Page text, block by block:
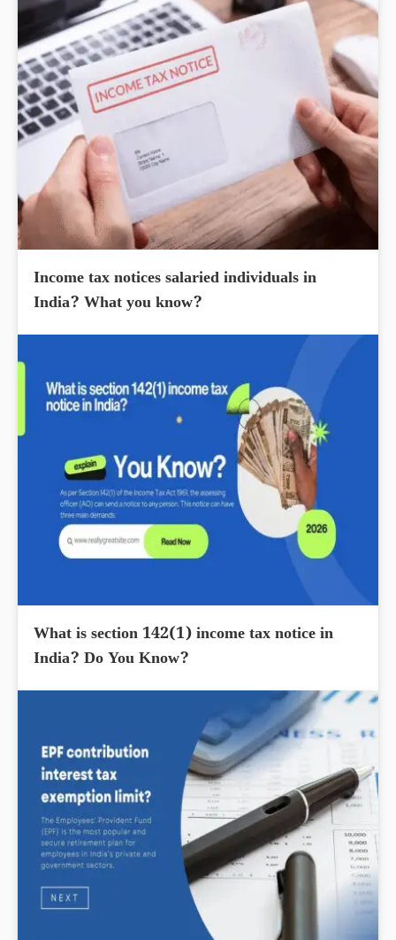
Income tax notices salaried individuals in
India? What you know?
What is section 142(1) income tax notice in
India? Do You Know?